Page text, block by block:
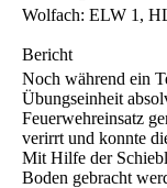
Wolfach: ELW 1,
Bericht
Noch während ein
Übungseinheit
Feuerwehreinsatz
verirrt und konnte
Mit Hilfe der
Boden gebracht